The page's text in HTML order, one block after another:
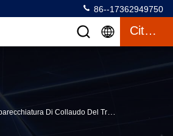
86--17362949750
Citazione
Di Collaudo Del Trasformatore